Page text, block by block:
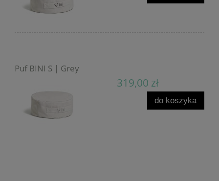
Puf BINI S | Grey
319,00 zł
do koszyka